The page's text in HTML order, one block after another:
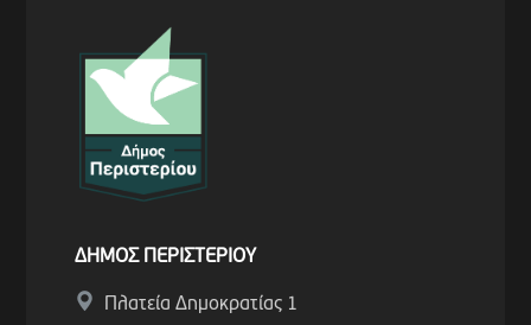
ΔΗΜΟΣ ΠΕΡΙΣΤΕΡΙΟΥ
Πλατεία Δημοκρατίας 1